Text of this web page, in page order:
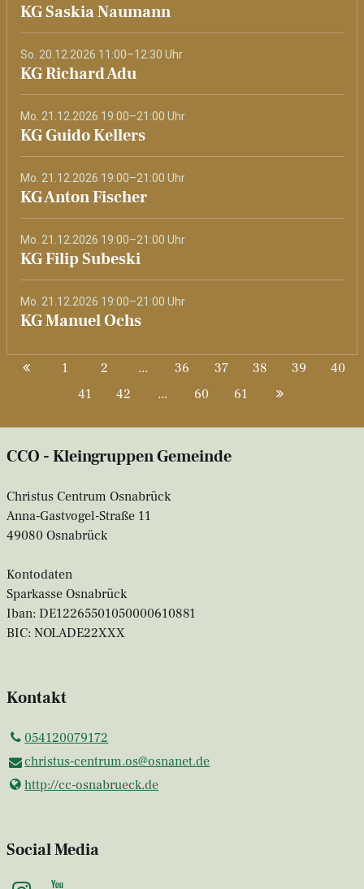
KG Saskia Naumann
So. 20.12.2026 11:00–12:30 Uhr
KG Richard Adu
Mo. 21.12.2026 19:00–21:00 Uhr
KG Guido Kellers
Mo. 21.12.2026 19:00–21:00 Uhr
KG Anton Fischer
Mo. 21.12.2026 19:00–21:00 Uhr
KG Filip Subeski
Mo. 21.12.2026 19:00–21:00 Uhr
KG Manuel Ochs
1 2 ... 36 37 38 39
40
41
42 ... 60 61
CCO - Kleingruppen Gemeinde
Christus Centrum Osnabrück
Anna-Gastvogel-Straße 11
49080 Osnabrück
Kontodaten
Sparkasse Osnabrück
Iban: DE12265501050000610881
BIC: NOLADE22XXX
Kontakt
054120079172
christus-centrum.​os@​osnanet.​de
http://cc-osnabrueck.​de
Social Media